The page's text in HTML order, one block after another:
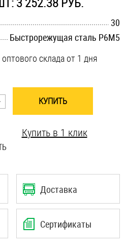
30
Быстрорежущая сталь Р6М5
склада от 1 дня
КУПИТЬ
Купить в 1 клик
Доставка
Сертификаты